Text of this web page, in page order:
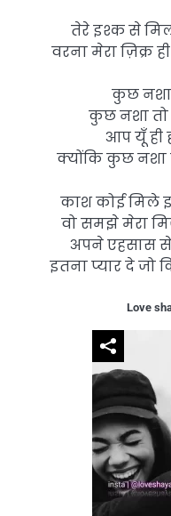
तेरे इश्क से
वरना मेरा ज़िक्र
कुछ नशा
कुछ नशा तो
आप यूँ ही
क्योंकि कुछ नशा
काश कोई मिले
वो समझे मेरा
अपने एहसास से
इतना प्यार दे जो
Love